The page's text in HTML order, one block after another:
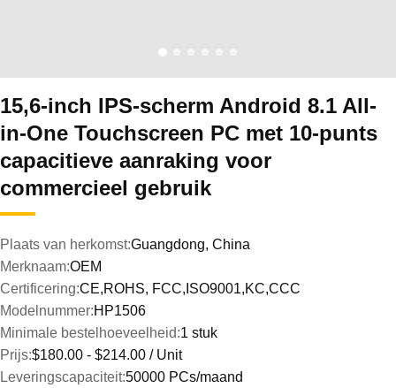
15,6-inch IPS-scherm Android 8.1 All-
in-One Touchscreen PC met 10-punts
capacitieve aanraking voor
commercieel gebruik
Plaats van herkomst:Guangdong, China
Merknaam:OEM
Certificering:CE,ROHS, FCC,ISO9001,KC,CCC
Modelnummer:HP1506
Minimale bestelhoeveelheid:1 stuk
Prijs:$180.00 - $214.00 / Unit
Leveringscapaciteit:50000 PCs/maand